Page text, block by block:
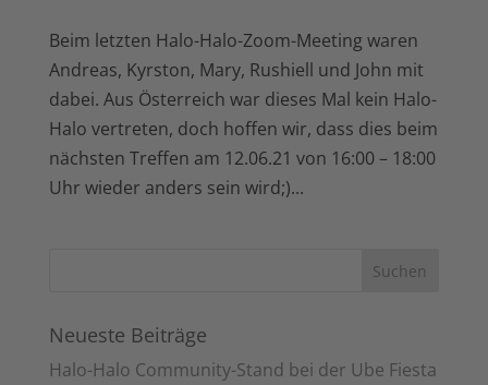
Beim letzten Halo-Halo-Zoom-Meeting waren
Andreas, Kyrston, Mary, Rushiell und John mit
dabei. Aus Österreich war dieses Mal kein Halo-
Halo vertreten, doch hoffen wir, dass dies beim
nächsten Treffen am 12.06.21 von 16:00 – 18:00
Uhr wieder anders sein wird;)...
Neueste Beiträge
Halo-Halo Community-Stand bei der Ube Fiesta